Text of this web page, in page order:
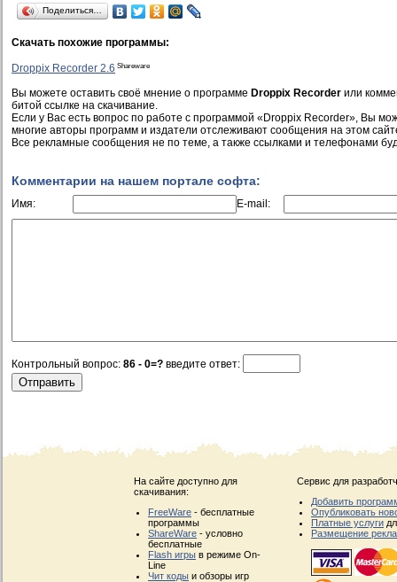
Поделиться…
Скачать похожие программы:
Droppix Recorder 2.6 Shareware
Вы можете оставить своё мнение о программе Droppix Recorder или
битой ссылке на скачивание.
Если у Вас есть вопрос по работе с программой «Droppix Recorder», Вы
многие авторы программ и издатели отслеживают сообщения на этом
Все рекламные сообщения не по теме, а также ссылками и телефонами
Комментарии на нашем портале софта:
Имя: E-mail:
Контрольный вопрос: 86 - 0=? введите ответ:
На сайте доступно для
скачивания:
FreeWare - бесплатные
программы
ShareWare - условно
бесплатные
Flash игры в режиме On-
Line
Чит коды и обзоры игр
Сервис для
Добавить
Опубликовать
Платные услуги
Размещение